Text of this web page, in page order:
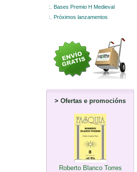
:.
Bases Premio H Medieval
:.
Próximos lanzamentos
> Ofertas e promocións
Roberto Blanco Torres